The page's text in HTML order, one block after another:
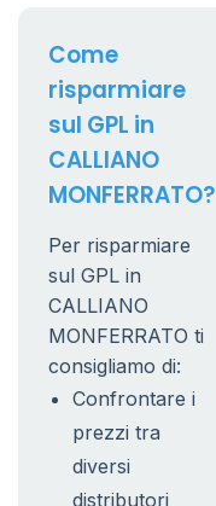
Come
risparmiare
sul GPL in
CALLIANO
MONFERRATO?
Per risparmiare
sul GPL in
CALLIANO
MONFERRATO ti
consigliamo di:
Confrontare i
prezzi tra
diversi
distributori